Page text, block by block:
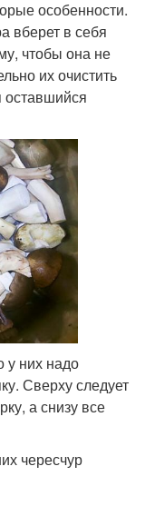
особенности.
вберет в себя
чтобы она не
их очистить
оставшийся
у них надо
Сверху следует
а снизу все
чересчур